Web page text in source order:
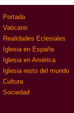
Portada
Vaticano
Realidades Eclesiales
Iglesia en España
Iglesia en América
Iglesia resto del mundo
Cultura
Sociedad